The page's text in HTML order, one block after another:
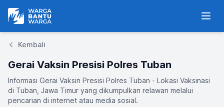
Warga Bantu Warga
Kembali
Gerai Vaksin Presisi Polres Tuban
Informasi Gerai Vaksin Presisi Polres Tuban - Lokasi Vaksinasi
di Tuban, Jawa Timur yang dikumpulkan relawan melalui
pencarian di internet atau media sosial.